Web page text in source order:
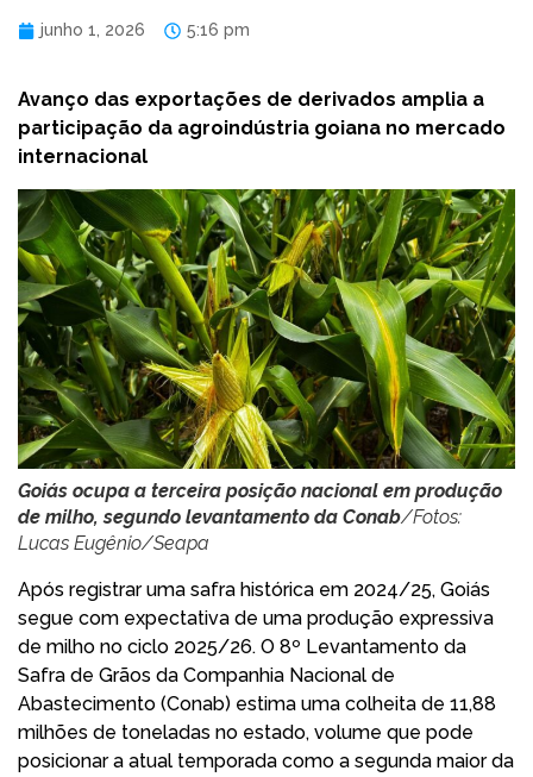
junho 1, 2026 5:16 pm
Avanço das exportações de derivados amplia a
participação da agroindústria goiana no mercado
internacional
Goiás ocupa a terceira posição nacional em produção
de milho, segundo levantamento da Conab/Fotos:
Lucas Eugênio/Seapa
Após registrar uma safra histórica em 2024/25, Goiás
segue com expectativa de uma produção expressiva
de milho no ciclo 2025/26. O 8º Levantamento da
Safra de Grãos da Companhia Nacional de
Abastecimento (Conab) estima uma colheita de 11,88
milhões de toneladas no estado, volume que pode
posicionar a atual temporada como a segunda maior da